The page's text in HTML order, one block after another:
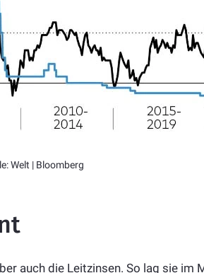
Welt | Bloomberg
auch die Leitzinsen. So lag sie im